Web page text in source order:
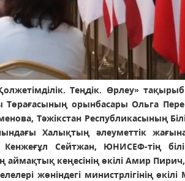
Теңдік. Өрлеу»
Төрағасының орынбасары Ольга
Тәжікстан Республикасының
Халықтың әлеуметтік
Кенжеғұл Сейтжан, ЮНИСЕФ-тің
аймақтық кеңесінің өкілі Амир
жөніндегі министрлігінің өкілі